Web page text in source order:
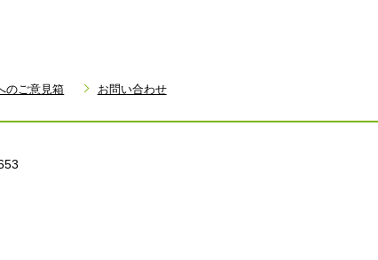
のご意見箱 お問い合わせ